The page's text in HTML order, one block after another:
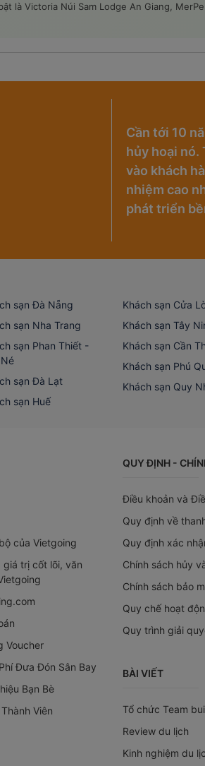
là Victoria Núi Sam Lodge An Giang,
Cần tới 10
hủy hoại nó.
vào khách
nhiệm cao
phát triển
sạn Đà Nẵng
sạn Nha Trang
sạn Phan Thiết -
sạn Đà Lạt
sạn Huế
Khách sạn Cửa
Khách sạn Tây
Khách sạn Cần
Khách sạn Phú
Khách sạn Quy
của Vietgoing
giá trị cốt lõi, văn
Voucher
Đưa Đón Sân Bay
Bạn Bè
Viên
QUY ĐỊNH -
Điều khoản và
Quy định về
Quy định xác
Chính sách hủy
Chính sách bảo
Quy chế hoạt
Quy trình giải
BÀI VIẾT
Tổ chức Team
Review du lịch
Kinh nghiệm du